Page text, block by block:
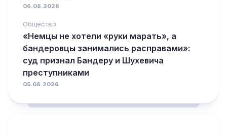
06.08.2026
Общество
«Немцы не хотели «руки марать», а
бандеровцы занимались расправами»:
суд признал Бандеру и Шухевича
преступниками
05.08.2026